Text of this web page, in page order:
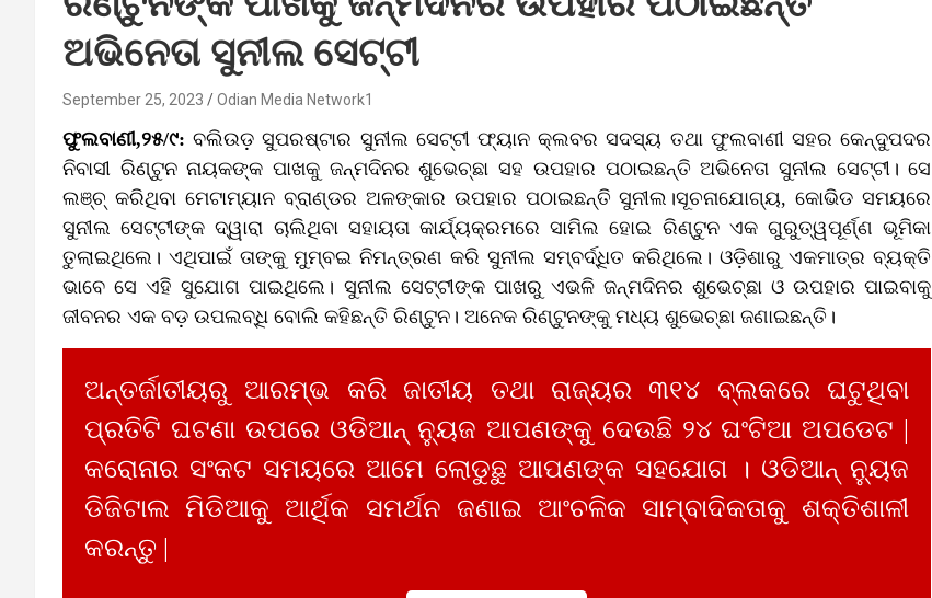
ଅଭିନେତା ସୁନୀଲ ସେଟ୍ଟୀ
September 25, 2023 Odian Media Network1
ଫୁଲବାଣୀ,୨୫/୯: ବଲିଉଡ଼ ସୁପରଷ୍ଟାର ସୁନୀଲ ସେଟ୍ଟୀ ଫ୍ୟାନ କ୍ଲବର ସଦସ୍ୟ ତଥା ଫୁଲବାଣୀ ସହର କେନ୍ଦୁପଦର
ନିବାସୀ ରିଣ୍ଟୁନ ନାୟକଙ୍କ ପାଖକୁ ଜନ୍ମଦିନର ଶୁଭେଚ୍ଛା ସହ ଉପହାର ପଠାଇଛନ୍ତି ଅଭିନେତା ସୁନୀଲ ସେଟ୍ଟୀ। ସେ
ଲଞ୍ଚ୍ କରିଥିବା ମେଟାମ୍ୟାନ ବ୍ରାଣ୍ଡର ଅଳଙ୍କାର ଉପହାର ପଠାଇଛନ୍ତି ସୁନୀଲ।ସୂଚନାଯୋଗ୍ୟ, କୋଭିଡ ସମୟରେ
ସୁନୀଲ ସେଟ୍ଟୀଙ୍କ ଦ୍ୱାରା ଚାଲିଥିବା ସହାୟତା କାର୍ଯ୍ୟକ୍ରମରେ ସାମିଲ ହୋଇ ରିଣ୍ଟୁନ ଏକ ଗୁରୁତ୍ୱପୂର୍ଣ୍ଣ ଭୂମିକା
ତୁଲାଇଥିଲେ। ଏଥିପାଇଁ ତାଙ୍କୁ ମୁମ୍ବଇ ନିମନ୍ତ୍ରଣ କରି ସୁନୀଲ ସମ୍ବର୍ଦ୍ଧିତ କରିଥିଲେ। ଓଡ଼ିଶାରୁ ଏକମାତ୍ର ବ୍ୟକ୍ତି
ଭାବେ ସେ ଏହି ସୁଯୋଗ ପାଇଥିଲେ। ସୁନୀଲ ସେଟ୍ଟୀଙ୍କ ପାଖରୁ ଏଭଳି ଜନ୍ମଦିନର ଶୁଭେଚ୍ଛା ଓ ଉପହାର ପାଇବାକୁ
ଜୀବନର ଏକ ବଡ଼ ଉପଲବ୍ଧି ବୋଲି କହିଛନ୍ତି ରିଣ୍ଟୁନ। ଅନେକ ରିଣ୍ଟୁନଙ୍କୁ ମଧ୍ୟ ଶୁଭେଚ୍ଛା ଜଣାଇଛନ୍ତି।
ଅନ୍ତର୍ଜାତୀୟରୁ ଆରମ୍ଭ କରି ଜାତୀୟ ତଥା ରାଜ୍ୟର ୩୧୪ ବ୍ଲକରେ ଘଟୁଥିବା
ପ୍ରତିଟି ଘଟଣା ଉପରେ ଓଡିଆନ୍ ନ୍ୟୁଜ ଆପଣଙ୍କୁ ଦେଉଛି ୨୪ ଘଂଟିଆ ଅପଡେଟ |
କରୋନାର ସଂକଟ ସମୟରେ ଆମେ ଲୋଡୁଛୁ ଆପଣଙ୍କ ସହଯୋଗ । ଓଡିଆନ୍ ନ୍ୟୁଜ
ଡିଜିଟାଲ ମିଡିଆକୁ ଆର୍ଥିକ ସମର୍ଥନ ଜଣାଇ ଆଂଚଳିକ ସାମ୍ବାଦିକତାକୁ ଶକ୍ତିଶାଳୀ
କରନ୍ତୁ |